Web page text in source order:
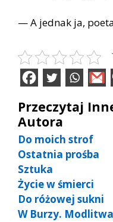
— A jednak ja,
Przeczytaj
Autora
Do moich strof
Ostatnia prośba
Sztuka
Życie w śmierci
Do różowej sukni
W Burzy. Modlitwa